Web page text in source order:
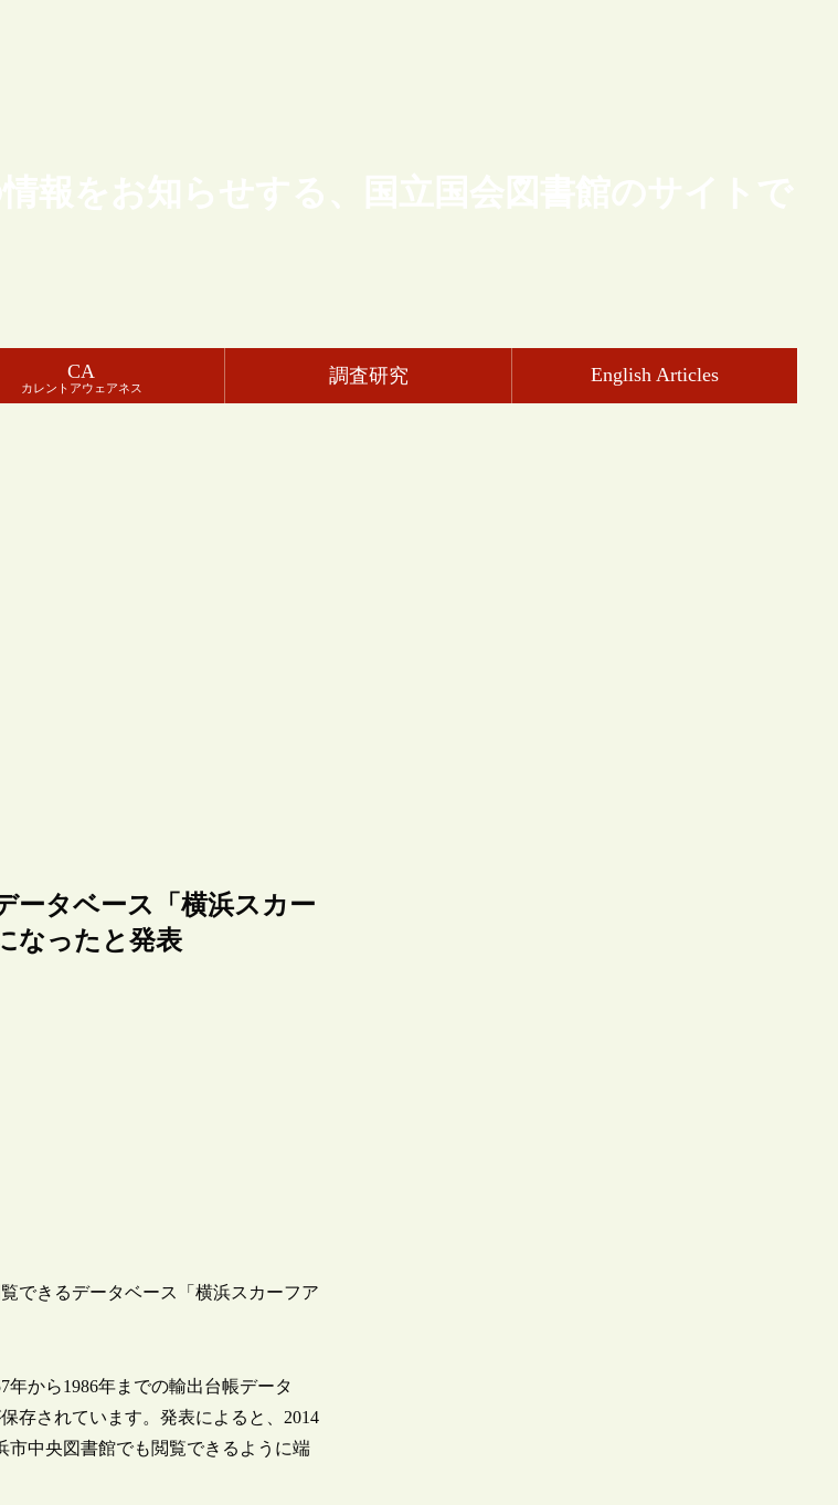
報をお知らせする、国立国会図書館のサイトで
CA
カレントアウェアネス
調査研究 English Articles
ータベース「横浜スカー
なったと発表
できるデータベース「横浜スカーフア
年から1986年までの輸出台帳データ
存されています。発表によると、2014
中央図書館でも閲覧できるように端